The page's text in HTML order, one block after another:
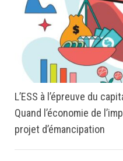
L’ESS à l’épreuve du
Quand l’économie de
projet d’émancipation